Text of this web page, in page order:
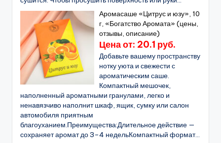
Аромасаше «Цитрус и юзу», 10
г, «Богатство Аромата» (цены,
отзывы, описание)
Цена от: 20.1 руб.
Добавьте вашему пространству
нотку уюта и свежести с
ароматическим саше.
Компактный мешочек,
наполненный ароматными гранулами, легко и
ненавязчиво наполнит шкаф, ящик, сумку или салон
автомобиля приятным
благоуханием.Преимущества:Длительное действие —
сохраняет аромат до 3–4 недельКомпактный формат...